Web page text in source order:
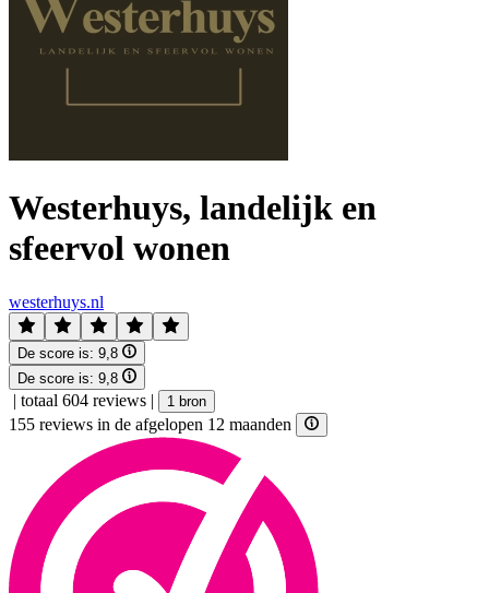
Westerhuys, landelijk en
sfeervol wonen
westerhuys.nl
De score is: 9,8
De score is: 9,8
| totaal 604 reviews | 1 bron
155 reviews in de afgelopen 12 maanden